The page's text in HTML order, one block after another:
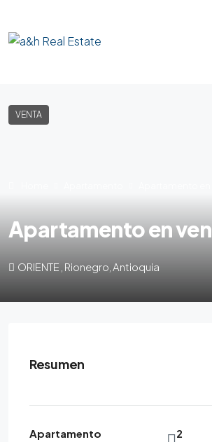
VENTA
Apartamento en
ORIENTE , Rionegro, Antioquia
Resumen
Apartamento 2